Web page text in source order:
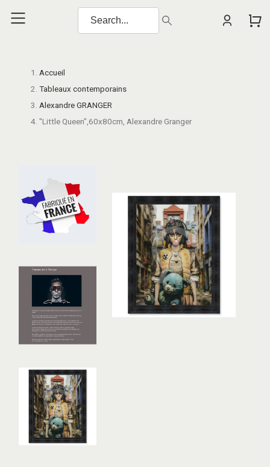
Accueil
Tableaux contemporains
Alexandre GRANGER
"Little Queen",60x80cm, Alexandre Granger